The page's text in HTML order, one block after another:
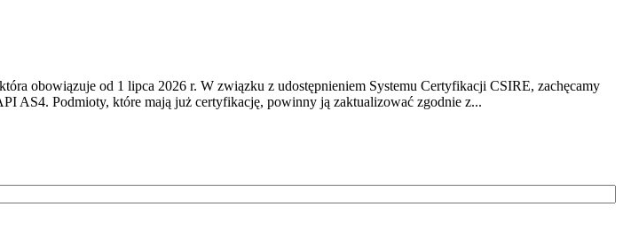
obowiązuje od 1 lipca 2026 r. W związku z udostępnieniem Systemu Certyfikacji CSIRE, zachęcamy
AS4. Podmioty, które mają już certyfikację, powinny ją zaktualizować zgodnie z...